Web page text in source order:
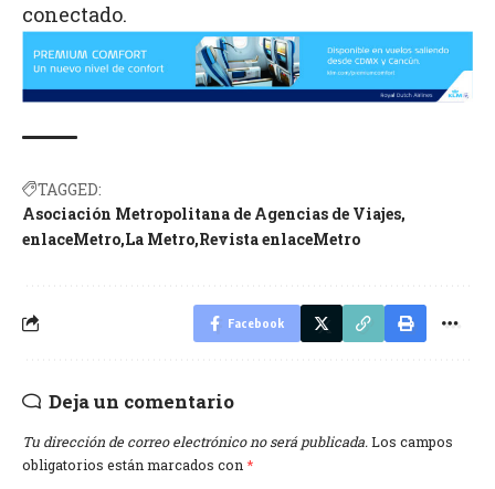
conectado.
TAGGED:
Asociación Metropolitana de Agencias de Viajes
enlaceMetro La Metro Revista enlaceMetro
Facebook
Deja un comentario
Tu dirección de correo electrónico no será publicada. Los campos
obligatorios están marcados con *